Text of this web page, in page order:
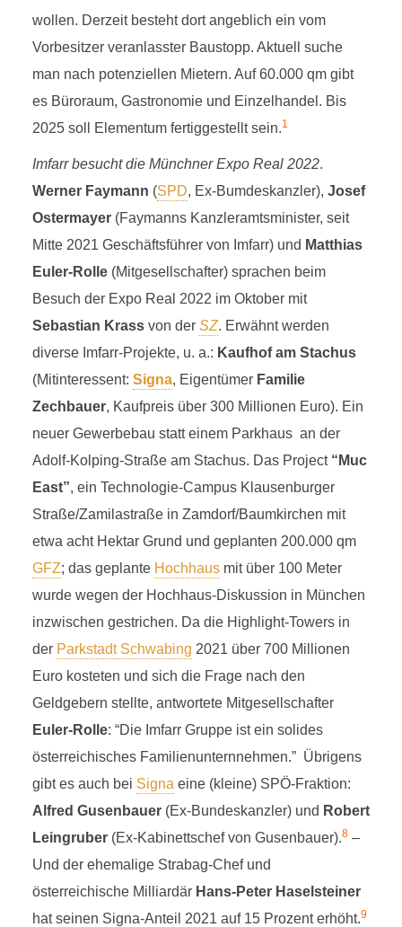
wollen. Derzeit besteht dort angeblich ein vom
Vorbesitzer veranlasster Baustopp. Aktuell suche
man nach potenziellen Mietern. Auf 60.000 qm gibt
es Büroraum, Gastronomie und Einzelhandel. Bis
2025 soll Elementum fertiggestellt sein.1
Imfarr besucht die Münchner Expo Real 2022.
Werner Faymann (SPD, Ex-Bumdeskanzler), Josef
Ostermayer(Faymanns Kanzleramtsminister, seit
Mitte 2021 Geschäftsführer von Imfarr) und Matthias
Euler-Rolle(Mitgesellschafter) sprachen beim
Besuch der Expo Real 2022 im Oktober mit
Sebastian Krassvon der SZ. Erwähnt werden
diverse Imfarr-Projekte, u. a.: Kaufhof am Stachus
(Mitinteressent: Signa, Eigentümer Familie
Zechbauer, Kaufpreis über 300 Millionen Euro). Ein
neuer Gewerbebau statt einem Parkhaus an der
Adolf-Kolping-Straße am Stachus. Das Project “Muc
East”, ein Technologie-Campus Klausenburger
Straße/Zamilastraße in Zamdorf/Baumkirchen mit
etwa acht Hektar Grund und geplanten 200.000 qm
GFZ; das geplante Hochhausmit über 100 Meter
wurde wegen der Hochhaus-Diskussion in München
inzwischen gestrichen. Da die Highlight-Towers in
der Parkstadt Schwabing 2021 über 700 Millionen
Euro kosteten und sich die Frage nach den
Geldgebern stellte, antwortete Mitgesellschafter
Euler-Rolle: “Die Imfarr Gruppe ist ein solides
österreichisches Familienunternnehmen.” Übrigens
gibt es auch bei Signa eine (kleine) SPÖ-Fraktion:
Alfred Gusenbauer(Ex-Bundeskanzler) und Robert
Leingruber(Ex-Kabinettschef von Gusenbauer).8–
Und der ehemalige Strabag-Chef und
österreichische Milliardär Hans-Peter Haselsteiner
hat seinen Signa-Anteil 2021 auf 15 Prozent erhöht.9